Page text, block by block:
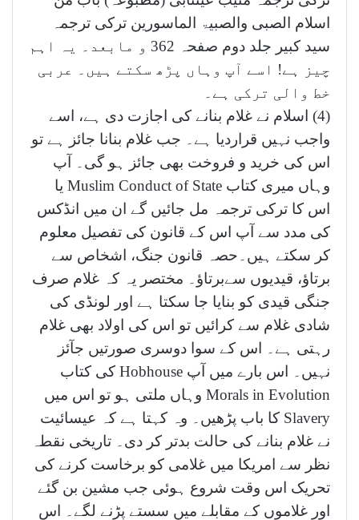
اسلام الصبی والصبیۃ الماسورین ترکی ترجمہ
سید کبیر جلد دوم صفحہ 362 و مابعد۔ یہ اہم
چیز ہے! اسے آپ وہاں پڑھ سکتے ہیں۔ عربی
خط والی ترکی ہے۔
(4) اسلام نے غلام بنانے کی اجازت دی ہے، اسے
واجب نہیں قراردیا ہے۔ جب غلام بنانا جائز ہے تو
اس کی خرید و فروخت بھی جائز ہو گی۔ آپ
وہاں میری کتاب Muslim Conduct of State یا
اس کا ترکی ترجمہ مل جائیں گے ان میں انڈکس
کی مدد سے آپ اس کے قانون کی تفصیل معلوم
کر سکتے ہیں۔حصہ قانون جنگ، اشخاص سے
برتاؤ، قیدیوں سےبرتاؤ۔ مختصر یہ کہ غلام صرف
جنگی قیدی کو بنایا جا سکتا ہے اور لونڈی کی
شادی غلام سے کرائیں تو اس کی اولاد بھی غلام
رہتی ہے۔ اس کے سوا دوسری صورتیں جآئز
نہیں۔ اس بارے میں آپ Hobhouse کی کتاب
Morals in Evolution وہاں ملتی ہو تو اس میں
Slavery کا باب پڑھیں۔ وہ کہتا ہے کہ عیسائیت
نے غلام بنانے کی حالت بدتر کر دی۔ تاریخی نقطہ
نظر سے امریکا میں غلامی کو برخاست کرنے کی
تحریک اس وقت شروع ہوئی جب مشین بن گئے
اور غلاموں کے مقابلے میں سستے پڑنے لگے۔ اس